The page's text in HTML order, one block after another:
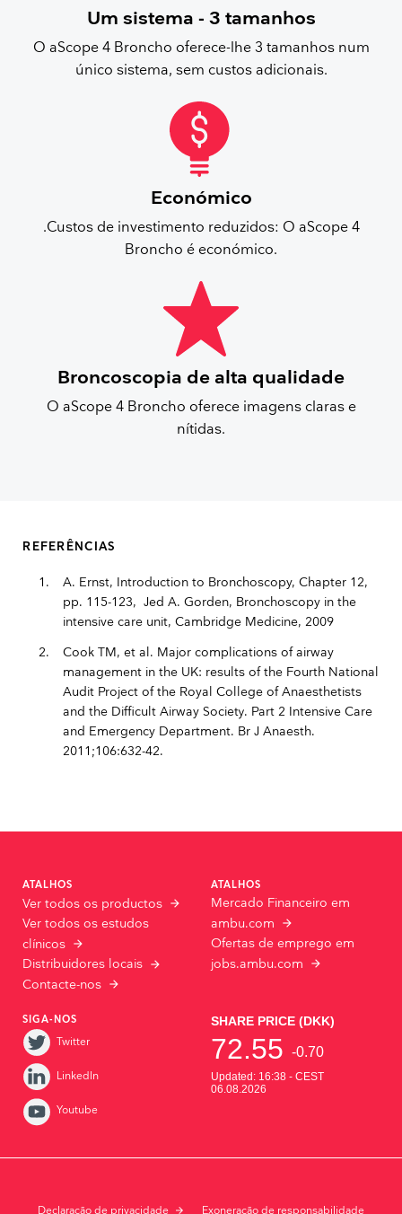
Um sistema - 3 tamanhos
O aScope 4 Broncho oferece-lhe 3 tamanhos num
único sistema, sem custos adicionais.
Económico
.Custos de investimento reduzidos: O aScope 4
Broncho é económico.
Broncoscopia de alta qualidade
O aScope 4 Broncho oferece imagens claras e
nítidas.
REFERÊNCIAS
A. Ernst, Introduction to Bronchoscopy, Chapter 12,
pp. 115-123, Jed A. Gorden, Bronchoscopy in the
intensive care unit, Cambridge Medicine, 2009
Cook TM, et al. Major complications of airway
management in the UK: results of the Fourth National
Audit Project of the Royal College of Anaesthetists
and the Difficult Airway Society. Part 2 Intensive Care
and Emergency Department. Br J Anaesth.
2011;106:632-42.
ATALHOS
Ver todos os productos
Ver todos os estudos
clínicos
Distribuidores locais
Contacte-nos
ATALHOS
Mercado Financeiro em
ambu.com
Ofertas de emprego em
jobs.ambu.com
SIGA-NOS
Twitter
LinkedIn
Youtube
Declaração de privacidade Exoneração de responsabilidade